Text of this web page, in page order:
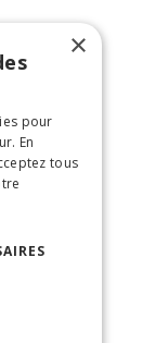
×
pour
En
tous